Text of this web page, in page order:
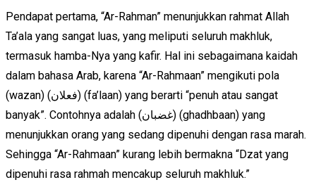
Pendapat pertama, “Ar-Rahman” menunjukkan rahmat Allah
Ta’ala yang sangat luas, yang meliputi seluruh makhluk,
termasuk hamba-Nya yang kafir. Hal ini sebagaimana kaidah
dalam bahasa Arab, karena “Ar-Rahmaan” mengikuti pola
(wazan) (فعلان) (fa’laan) yang berarti “penuh atau sangat
banyak”. Contohnya adalah (غضبان) (ghadhbaan) yang
menunjukkan orang yang sedang dipenuhi dengan rasa marah.
Sehingga “Ar-Rahmaan” kurang lebih bermakna “Dzat yang
dipenuhi rasa rahmah mencakup seluruh makhluk.”